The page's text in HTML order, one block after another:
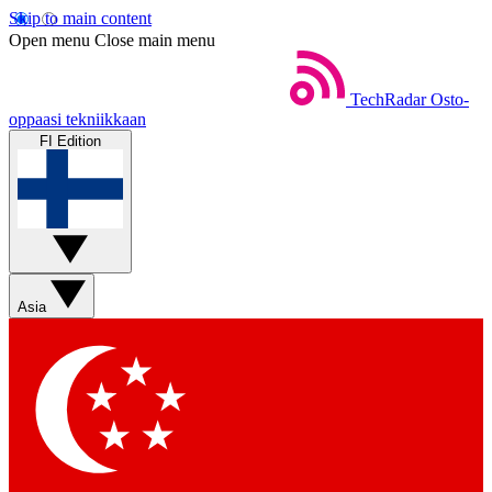
Skip to main content
Open menu Close main menu
TechRadar Osto-
oppaasi tekniikkaan
FI Edition
Asia